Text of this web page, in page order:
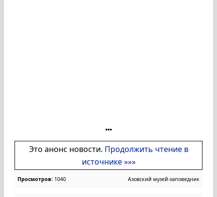
Это анонс новости. Продолжить чтение в
источнике »»»
Просмотров: 1040 Азовский музей-заповедник